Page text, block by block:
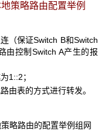
策略路由配置举例
（保证Switch B和Switch
由控制Switch A产生的报
1::2；
表的方式进行转发。
略路由的配置举例组网